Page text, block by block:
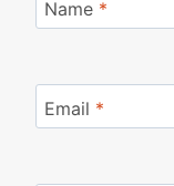
Name *
Email *